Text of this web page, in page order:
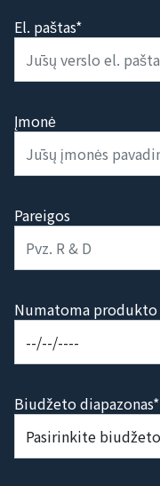
El. paštas*
Įmonė
Pareigos
Numatoma
Biudžeto